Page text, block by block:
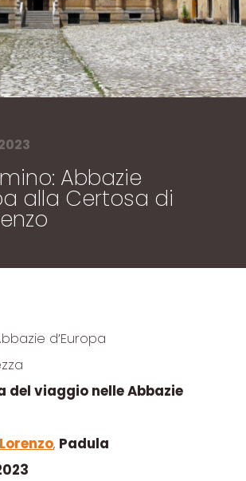
Abbazie
alla Certosa di
d’Europa
del viaggio nelle Abbazie
, Padula